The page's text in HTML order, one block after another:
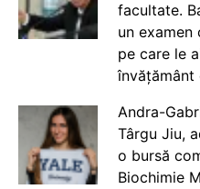
facultate.
un
pe care le
învățământ
Andra-
Târgu Jiu,
o bursă
Biochimie